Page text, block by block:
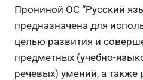
Прониной ОС “Русский
предназначена для
целью развития и
предметных (учебно-
речевых) умений, а также